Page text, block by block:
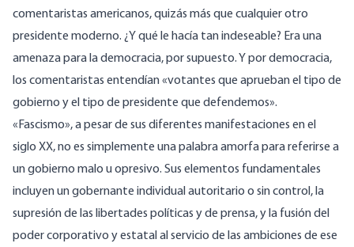
comentaristas americanos, quizás más que cualquier otro
presidente moderno. ¿Y qué le hacía tan indeseable? Era una
amenaza para la democracia, por supuesto. Y por democracia,
los comentaristas entendían «votantes que aprueban el tipo de
gobierno y el tipo de presidente que defendemos».
«Fascismo», a pesar de sus diferentes manifestaciones en el
siglo XX, no es simplemente una palabra amorfa para referirse a
un gobierno malo u opresivo. Sus elementos fundamentales
incluyen un gobernante individual autoritario o sin control, la
supresión de las libertades políticas y de prensa, y la fusión del
poder corporativo y estatal al servicio de las ambiciones de ese